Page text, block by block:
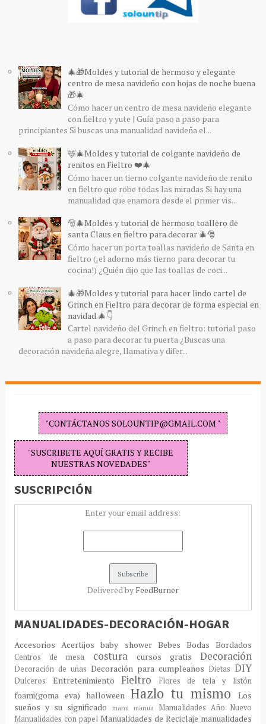
🎄🎁Moldes y tutorial de hermoso y elegante
centro de mesa navideño con hojas de noche buena
🎁🎄
Cómo hacer un centro de mesa navideño elegante
con fieltro y yute | Guía paso a paso para
principiantes Si buscas una manualidad navideña el...
🦌🎄Moldes y tutorial de colgante navideño de
renitos en Fieltro ❤️🎄
Cómo hacer un tierno colgante navideño de renito
en fieltro que robe todas las miradas Si hay una
manualidad que enamora desde el primer vis...
🎅🎄Moldes y tutorial de hermoso toallero de
santa Claus en fieltro para decorar 🎄🎅
Cómo hacer un porta toallas navideño de Santa en
fieltro (¡el adorno más tierno para decorar tu
cocina!) ¿Quién dijo que las toallas de coci...
🎄🎁Moldes y tutorial para hacer lindo cartel de
Grinch en Fieltro para decorar de forma especial en
navidad 🎄👇
Cartel navideño del Grinch en fieltro: tutorial paso
a paso para decorar tu puerta ¿Buscas una
decoración navideña alegre, llamativa y difer...
"CONTÁCTANOS SOLOUNTIP@GMAIL.COM "
"SUSCRIBETE AQUÍ GRATIS Y RECIBE
NUESTRAS NOVEDADES"
SUSCRIPCIÓN
Enter your email address:
Delivered by FeedBurner
MANUALIDADES-DECORACIÓN-HOGAR
AccesoriosAcertijosbaby shower Bebes BodasBordados
Centros de mesa costura cursos gratisDecoración
Decoración de uñas Decoración para cumpleaños DietasDIY
Dulceros Entretenimiento Fieltro Flores de tela y listón
foami(goma eva) halloween Hazlo tu mismoLos
sueños y su significado
manu manua Manualidades Año Nuevo
Manualidades con papel Manualidades de Reciclaje manualidades